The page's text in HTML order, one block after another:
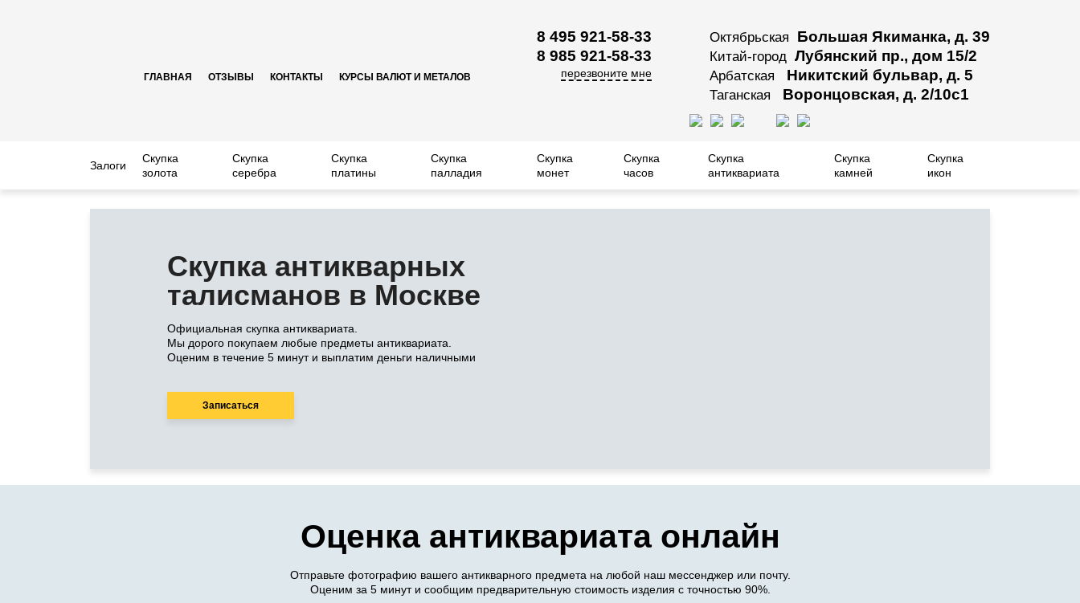
ГЛАВНАЯ ОТЗЫВЫ КОНТАКТЫ КУРСЫ ВАЛЮТ И МЕТАЛОВ
8 495 921-58-33
8 985 921-58-33
перезвоните мне
Октябрьская Большая Якиманка, д. 39
Китай-город Лубянский пр., дом 15/2
Арбатская Никитский бульвар, д. 5
Таганская Воронцовская, д. 2/10с1
Залоги
Скупка
золота
Скупка
серебра
Скупка
платины
Скупка
палладия
Скупка
монет
Скупка
часов
Скупка
антиквариата
Скупка
камней
Скупка
икон
Скупка антикварных
талисманов в Москве
Официальная скупка антиквариата.
Мы дорого покупаем любые предметы антиквариата.
Оценим в течение 5 минут и выплатим деньги наличными
Записаться
Оценка антиквариата онлайн
Отправьте фотографию вашего антикварного предмета на любой наш мессенджер или почту.
Оценим за 5 минут и сообщим предварительную стоимость изделия с точностью 90%.